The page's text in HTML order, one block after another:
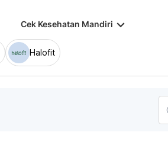
Cek Kesehatan Mandiri keyboard_arrow_down
Halofit